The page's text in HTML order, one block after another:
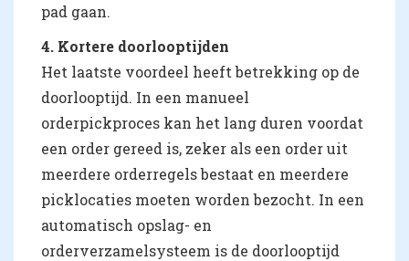
pad gaan.
4. Kortere doorlooptijden
Het laatste voordeel heeft betrekking op de
doorlooptijd. In een manueel
orderpickproces kan het lang duren voordat
een order gereed is, zeker als een order uit
meerdere orderregels bestaat en meerdere
picklocaties moeten worden bezocht. In een
automatisch opslag- en
orderverzamelsysteem is de doorlooptijd